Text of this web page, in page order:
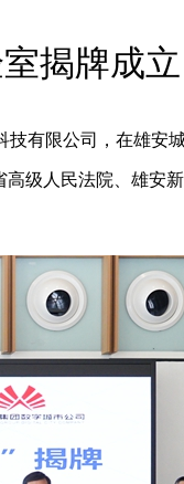
揭牌成立
有限公司，在雄安
级人民法院、雄安